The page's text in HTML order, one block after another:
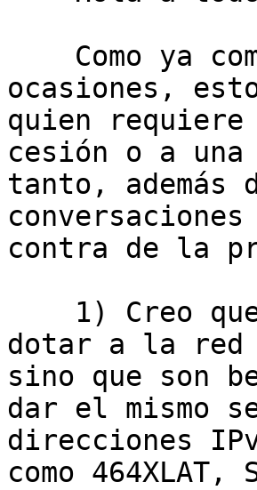
ocasiones,
quien requiere
cesión o a
tanto,
contra de la
dotar a la red
sino que son
dar el mismo
direcciones
como